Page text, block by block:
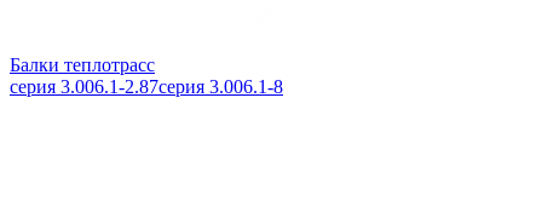
Балки теплотрасс
серия 3.006.1-2.87серия 3.006.1-8